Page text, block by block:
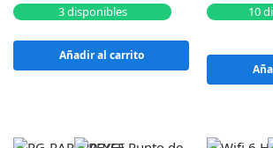
Añadir al carrito
3 disponibles 10